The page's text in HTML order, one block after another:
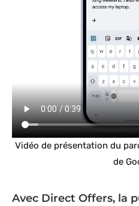
Vidéo de présentation du
de
Avec Direct Offers, la